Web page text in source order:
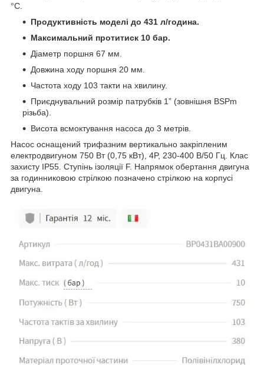
°С.
Продуктивність моделі до 431 л/година.
Максимальний протитиск 10 бар.
Діаметр поршня 67 мм.
Довжина ходу поршня 20 мм.
Частота ходу 103 такти на хвилину.
Приєднувальний розмір патрубків 1” (зовнішня BSPm
різьба).
Висота всмоктування насоса до 3 метрів.
Насос оснащений трифазним вертикально закріпленим
електродвигуном 750 Вт (0,75 кВт), 4P, 230-400 В/50 Гц. Клас
захисту IP55. Ступінь ізоляції F. Напрямок обертання двигуна
за годинниковою стрілкою позначено стрілкою на корпусі
двигуна.